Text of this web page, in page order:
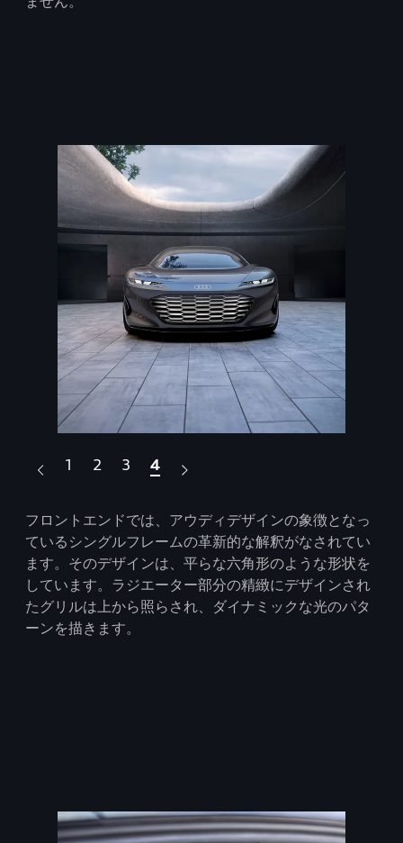
フロントエンドでは、アウディデザインの象徴となっ
ているシングルフレームの革新的な解釈がなされてい
ます。そのデザインは、平らな六角形のような形状を
しています。ラジエーター部分の精緻にデザインされ
たグリルは上から照らされ、ダイナミックな光のパタ
ーンを描きます。
1 2 3 4